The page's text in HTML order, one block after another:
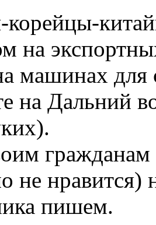
на
машинах для
на Дальний
не нравится)
пишем.